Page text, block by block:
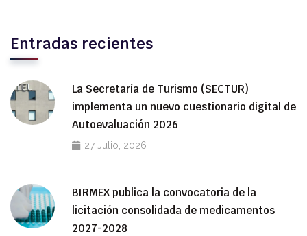
Entradas recientes
La Secretaría de Turismo (SECTUR)
implementa un nuevo cuestionario digital de
Autoevaluación 2026
27 Julio, 2026
BIRMEX publica la convocatoria de la
licitación consolidada de medicamentos
2027-2028